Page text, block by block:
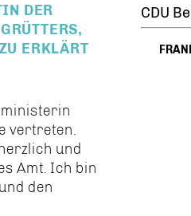
DER
ERKLÄRT
vertreten.
und
Amt. Ich bin
den
CDU